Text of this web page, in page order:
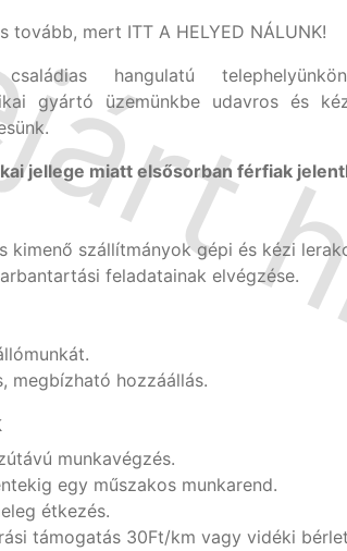
tovább, mert ITT A HELYED NÁLUNK!
családias hangulatú
gyártó üzemünkbe udavros és
jellege miatt elsősorban férfiak
kimenő szállítmányok gépi és kézi
feladatainak elvégzése.
megbízható hozzáállás.
munkavégzés.
egy műszakos munkarend.
étkezés.
támogatás 30Ft/km vagy vidéki